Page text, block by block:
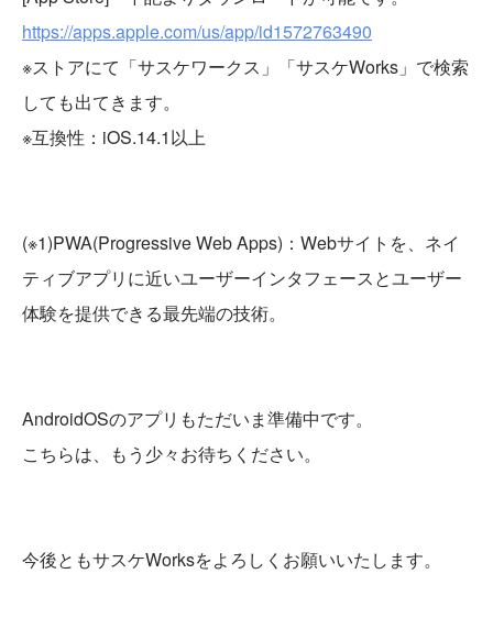
https://apps.apple.com/us/app/id1572763490
※ストアにて「サスケワークス」「サスケWorks」で検索
しても出てきます。
※互換性：iOS.14.1以上
(※1)PWA(Progressive Web Apps)：Webサイトを、ネイ
ティブアプリに近いユーザーインタフェースとユーザー
体験を提供できる最先端の技術。
AndroidOSのアプリもただいま準備中です。
こちらは、もう少々お待ちください。
今後ともサスケWorksをよろしくお願いいたします。